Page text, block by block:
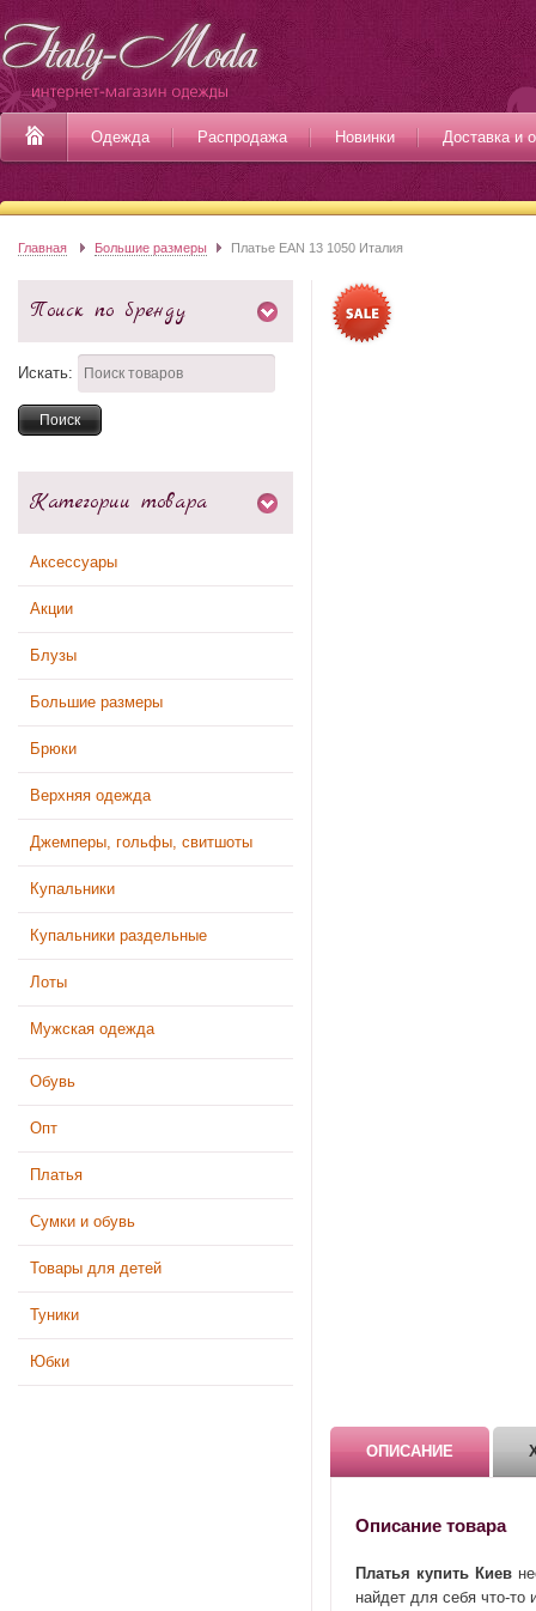
Одежда Распродажа Новинки Доставка и
Главная Большие размеры Платье EAN 13 1050 Италия
Поиск по бренду
Искать:
Категории товара
Аксессуары
Акции
Блузы
Большие размеры
Брюки
Верхняя одежда
Джемперы, гольфы, свитшоты
Купальники
Купальники раздельные
Лоты
Мужская одежда
Обувь
Опт
Платья
Сумки и обувь
Товары для детей
Туники
Юбки
ОПИСАНИЕ
Описание товара
Платья купить Киев
найдет для себя что-то